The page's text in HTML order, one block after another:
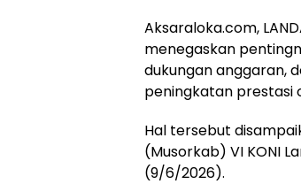
Aksaraloka.com,
menegaskan
dukungan anggaran,
peningkatan prestasi
Hal tersebut
(Musorkab) VI KONI
(9/6/2026).